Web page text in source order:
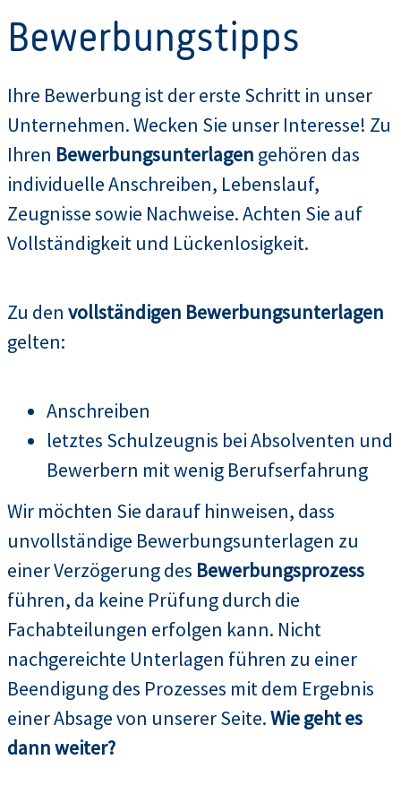
Bewerbungstipps
Ihre Bewerbung ist der erste Schritt in unser
Unternehmen. Wecken Sie unser Interesse! Zu
Ihren Bewerbungsunterlagen gehören das
individuelle Anschreiben, Lebenslauf,
Zeugnisse sowie Nachweise. Achten Sie auf
Vollständigkeit und Lückenlosigkeit.
Zu den vollständigen Bewerbungsunterlagen
gelten:
Anschreiben
letztes Schulzeugnis bei Absolventen und
Bewerbern mit wenig Berufserfahrung
Wir möchten Sie darauf hinweisen, dass
unvollständige Bewerbungsunterlagen zu
einer Verzögerung des Bewerbungsprozess
führen, da keine Prüfung durch die
Fachabteilungen erfolgen kann. Nicht
nachgereichte Unterlagen führen zu einer
Beendigung des Prozesses mit dem Ergebnis
einer Absage von unserer Seite.Wie geht es
dann weiter?